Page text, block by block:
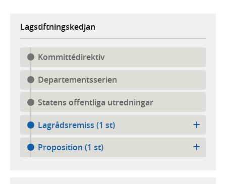
Lagstiftningskedjan
Kommittédirektiv
Departementsserien
Statens offentliga utredningar
Lagrådsremiss (1 st)
Proposition (1 st)